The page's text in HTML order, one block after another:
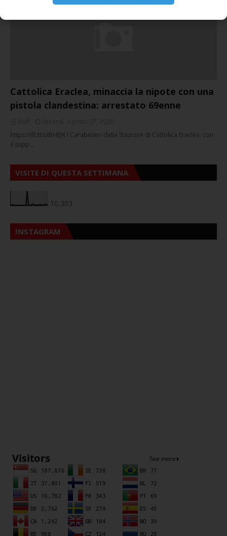
Cattolica Eraclea, minaccia la nipote con una
pistola clandestina: arrestato 69enne
https://ift.tt/ulBHEJK I Carabinieri della Stazione di Cattolica Eraclea, con
il supp…
VISITE DI QUESTA SETTIMANA
10,303
INSTAGRAM